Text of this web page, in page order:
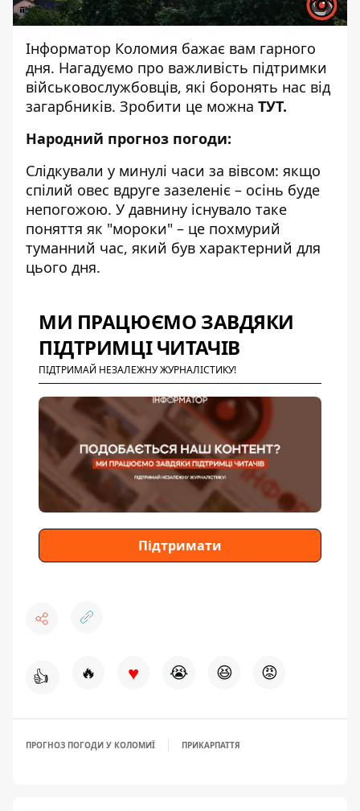
Інформатор Коломия бажає вам гарного
дня. Нагадуємо про важливість підтримки
військовослужбовців, які боронять нас від
загарбників. Зробити це можна ТУТ.
Народний прогноз погоди:
Слідкували у минулі часи за вівсом: якщо
спілий овес вдруге зазеленіє – осінь буде
непогожою. У давнину існувало таке
поняття як "мороки" – це похмурий
туманний час, який був характерний для
цього дня.
МИ ПРАЦЮЄМО ЗАВДЯКИ
ПІДТРИМЦІ ЧИТАЧІВ
ПІДТРИМАЙ НЕЗАЛЕЖНУ ЖУРНАЛІСТИКУ!
Підтримати
👍 🔥 ♥ 😭 😆 😡
ПРОГНОЗ ПОГОДИ У КОЛОМИЇ ПРИКАРПАТТЯ